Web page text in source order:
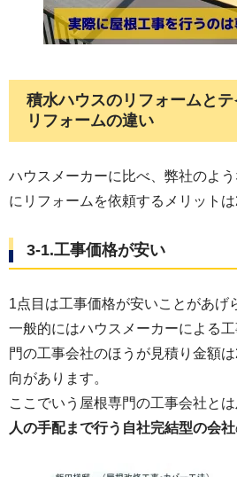
積水ハウスのリフォームと
リフォームの違い
ハウスメーカーに比べ、弊社のよ
にリフォームを依頼するメリットは
3-1.工事価格が安い
1点目は工事価格が安いことがあげ
一般的にはハウスメーカーによる
門の工事会社のほうが見積り金額
向があります。
ここでいう屋根専門の工事会社とは
人の手配まで行う自社完結型の会社